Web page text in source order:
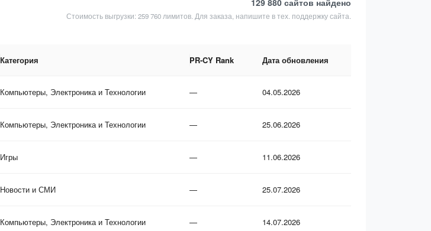
129 880 сайтов найдено
Стоимость выгрузки: 259 760 лимитов. Для заказа, напишите в тех. поддержку сайта.
Категория PR-CY Rank Дата обновления
Компьютеры, Электроника и Технологии — 04.05.2026
Компьютеры, Электроника и Технологии — 25.06.2026
Игры — 11.06.2026
Новости и СМИ — 25.07.2026
Компьютеры, Электроника и Технологии — 14.07.2026